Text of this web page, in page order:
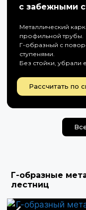
с забежными
Металлический
профильной трубы.
Г-образный с
ступенями.
Без стойки, убрали
Рассчитать по
Г-образные
лестниц